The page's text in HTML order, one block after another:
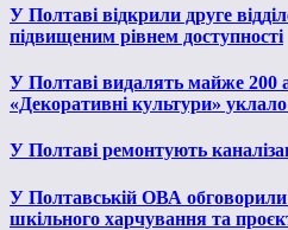
У Полтаві відкрили друге
підвищеним рівнем доступності
У Полтаві видалять майже 200
«Декоративні культури»
У Полтаві ремонтують
У Полтавській ОВА
шкільного харчування та